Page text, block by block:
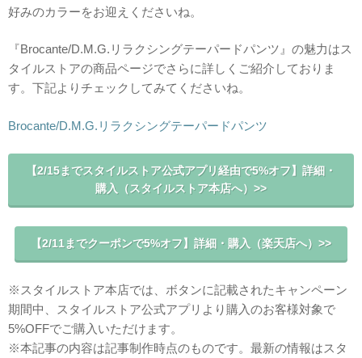
好みのカラーをお迎えくださいね。
『Brocante/D.M.G.リラクシングテーパードパンツ』の魅力はス
タイルストアの商品ページでさらに詳しくご紹介しておりま
す。下記よりチェックしてみてくださいね。
Brocante/D.M.G.リラクシングテーパードパンツ
【2/15までスタイルストア公式アプリ経由で5%オフ】詳細・
購入（スタイルストア本店へ）>>
【2/11までクーポンで5%オフ】詳細・購入（楽天店へ）>>
※スタイルストア本店では、ボタンに記載されたキャンペーン
期間中、スタイルストア公式アプリより購入のお客様対象で
5%OFFでご購入いただけます。
※本記事の内容は記事制作時点のものです。最新の情報はスタ